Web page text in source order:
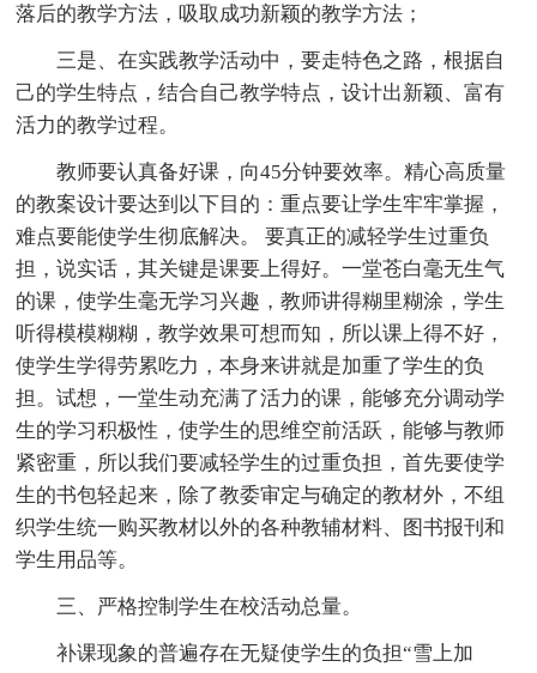
落后的教学方法，吸取成功新颖的教学方法；
三是、在实践教学活动中，要走特色之路，根据自
己的学生特点，结合自己教学特点，设计出新颖、富有
活力的教学过程。
教师要认真备好课，向45分钟要效率。精心高质量
的教案设计要达到以下目的：重点要让学生牢牢掌握，
难点要能使学生彻底解决。 要真正的减轻学生过重负
担，说实话，其关键是课要上得好。一堂苍白毫无生气
的课，使学生毫无学习兴趣，教师讲得糊里糊涂，学生
听得模模糊糊，教学效果可想而知，所以课上得不好，
使学生学得劳累吃力，本身来讲就是加重了学生的负
担。试想，一堂生动充满了活力的课，能够充分调动学
生的学习积极性，使学生的思维空前活跃，能够与教师
紧密重，所以我们要减轻学生的过重负担，首先要使学
生的书包轻起来，除了教委审定与确定的教材外，不组
织学生统一购买教材以外的各种教辅材料、图书报刊和
学生用品等。
三、严格控制学生在校活动总量。
补课现象的普遍存在无疑使学生的负担“雪上加